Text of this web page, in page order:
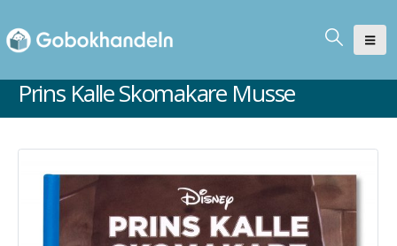
Prins Kalle Skomakare Musse